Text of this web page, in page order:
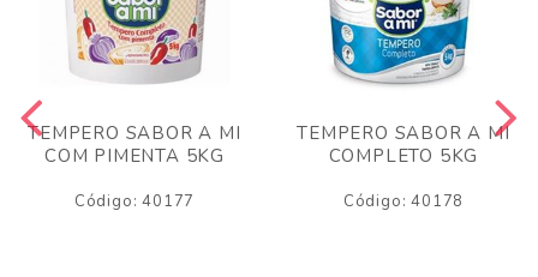
TEMPERO SABOR A MI
COM PIMENTA 5KG
Código: 40177
TEMPERO SABOR A MI
COMPLETO 5KG
Código: 40178